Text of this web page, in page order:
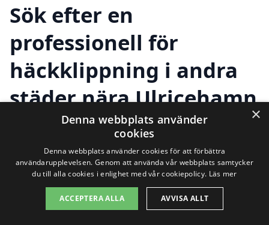
Sök efter en
professionell för
häckklippning i andra
städer nära Ulricehamn
Att hitta pålitlig hjälp förhäckklippning i
Ulricehamnbehöver inte vara
komplicerat. Med vår plattform kan du
enkelt jämföra olika företag som erbjuder
×
Denna webbplats använder
cookies
Denna webbplats använder cookies för att förbättra
användarupplevelsen. Genom att använda vår webbplats samtycker
du till alla cookies i enlighet med vår cookiepolicy. Läs mer
ACCEPTERA ALLA AVVISA ALLT